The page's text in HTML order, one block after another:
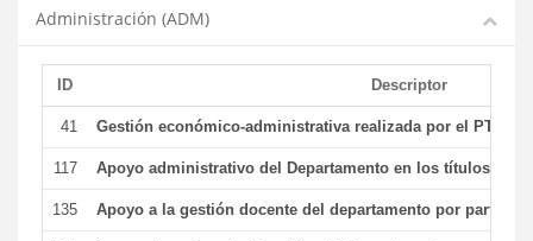
Administración (ADM)
ID Descriptor
41 Gestión económico-administrativa realizada por el PTGAS
117 Apoyo administrativo del Departamento en los títulos de
135 Apoyo a la gestión docente del departamento por parte